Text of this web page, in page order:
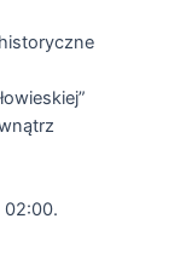
02:00.